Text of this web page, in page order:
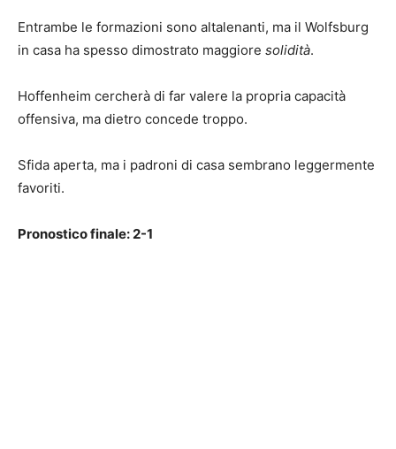
Entrambe le formazioni sono altalenanti, ma il Wolfsburg
in casa ha spesso dimostrato maggiore solidità.
Hoffenheim cercherà di far valere la propria capacità
offensiva, ma dietro concede troppo.
Sfida aperta, ma i padroni di casa sembrano leggermente
favoriti.
Pronostico finale: 2-1